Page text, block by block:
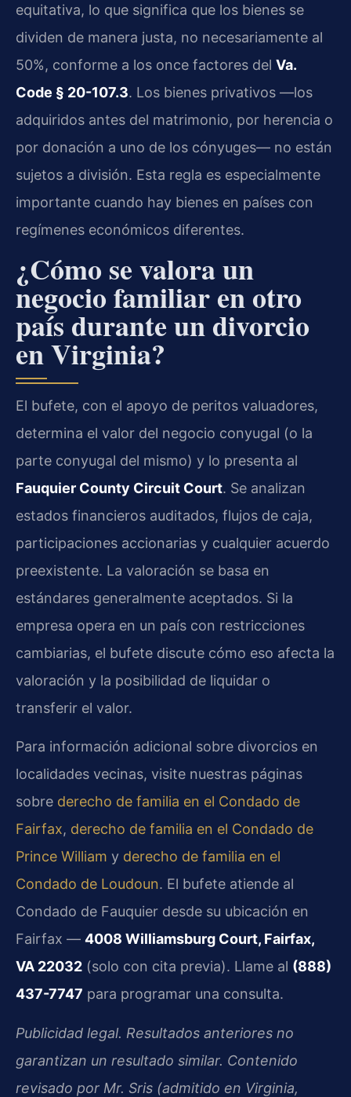
equitativa, lo que significa que los bienes se
dividen de manera justa, no necesariamente al
50%, conforme a los once factores del Va.
Code § 20-107.3. Los bienes privativos —los
adquiridos antes del matrimonio, por herencia o
por donación a uno de los cónyuges— no están
sujetos a división. Esta regla es especialmente
importante cuando hay bienes en países con
regímenes económicos diferentes.
¿Cómo se valora un
negocio familiar en otro
país durante un divorcio
en Virginia?
El bufete, con el apoyo de peritos valuadores,
determina el valor del negocio conyugal (o la
parte conyugal del mismo) y lo presenta al
Fauquier County Circuit Court. Se analizan
estados financieros auditados, flujos de caja,
participaciones accionarias y cualquier acuerdo
preexistente. La valoración se basa en
estándares generalmente aceptados. Si la
empresa opera en un país con restricciones
cambiarias, el bufete discute cómo eso afecta la
valoración y la posibilidad de liquidar o
transferir el valor.
Para información adicional sobre divorcios en
localidades vecinas, visite nuestras páginas
sobre derecho de familia en el Condado de
Fairfax, derecho de familia en el Condado de
Prince William y derecho de familia en el
Condado de Loudoun. El bufete atiende al
Condado de Fauquier desde su ubicación en
Fairfax — 4008 Williamsburg Court, Fairfax,
VA 22032 (solo con cita previa). Llame al (888)
437-7747 para programar una consulta.
Publicidad legal. Resultados anteriores no
garantizan un resultado similar. Contenido
revisado por Mr. Sris (admitido en Virginia,